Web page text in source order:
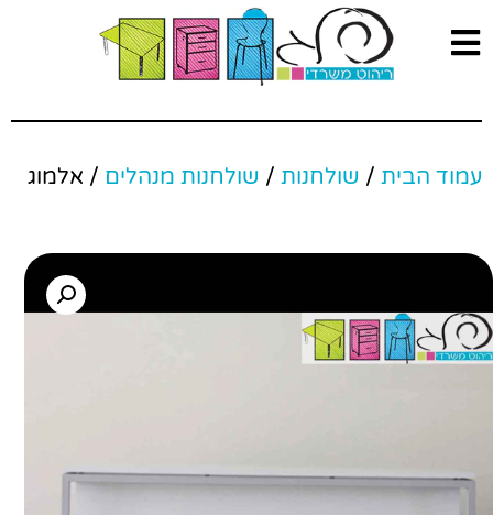
עמוד הבית/ שולחנות/ שולחנות מנהלים/ אלמוג